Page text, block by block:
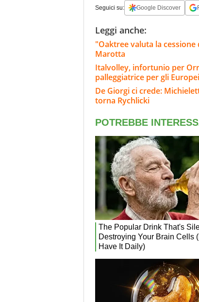
Seguici su: Google Discover
Leggi anche:
"Oaktree valuta la
Marotta
Italvolley, infortunio per
palleggiatrice per gli Europei
De Giorgi ci crede:
torna Rychlicki